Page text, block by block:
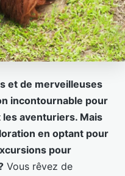
et de merveilleuses
incontournable pour
aventuriers. Mais
en optant pour
pour
Vous rêvez de